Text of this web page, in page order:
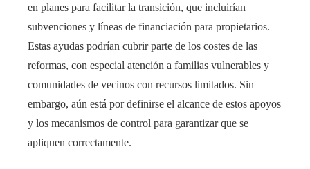
en planes para facilitar la transición, que incluirían
subvenciones y líneas de financiación para propietarios.
Estas ayudas podrían cubrir parte de los costes de las
reformas, con especial atención a familias vulnerables y
comunidades de vecinos con recursos limitados. Sin
embargo, aún está por definirse el alcance de estos apoyos
y los mecanismos de control para garantizar que se
apliquen correctamente.